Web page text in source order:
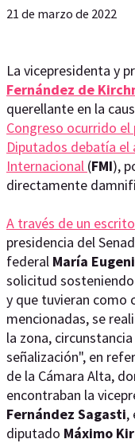
21 de marzo de 2022
La vicepresidenta y
Fernández de
querellante en la
Congreso ocurrido
Diputados debatía
Internacional (FMI),
directamente
A través de un escrito
presidencia del
federal María
solicitud
y que tuvieran como
mencionadas, se
la zona,
señalización", en
de la Cámara Alta,
encontraban la
Fernández Sagasti,
diputado Máximo